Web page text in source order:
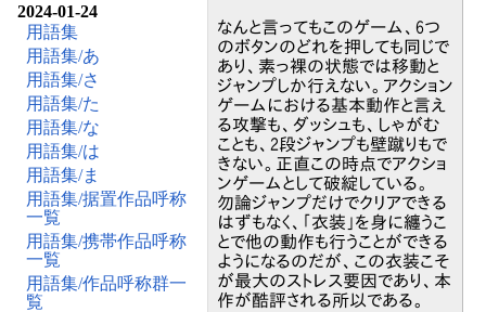
2024-01-24
用語集
用語集/あ
用語集/さ
用語集/た
用語集/な
用語集/は
用語集/ま
用語集/据置作品呼称
一覧
用語集/携帯作品呼称
一覧
用語集/作品呼称群一
覧
なんと言ってもこのゲーム、6つ
のボタンのどれを押しても同じで
あり、素っ裸の状態では移動と
ジャンプしか行えない。アクション
ゲームにおける基本動作と言え
る攻撃も、ダッシュも、しゃがむ
ことも、2段ジャンプも壁蹴りもで
きない。正直この時点でアクショ
ンゲームとして破綻している。
勿論ジャンプだけでクリアできる
はずもなく、「衣装」を身に纏うこ
とで他の動作も行うことができる
ようになるのだが、この衣装こそ
が最大のストレス要因であり、本
作が酷評される所以である。